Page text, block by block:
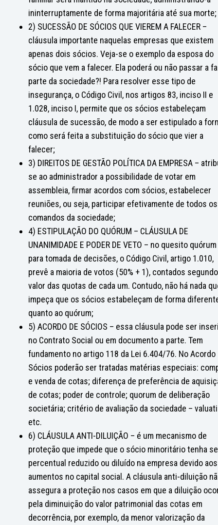
ininterruptamente de forma majoritária até sua morte;
2) SUCESSÃO DE SÓCIOS QUE VIEREM A FALECER –
cláusula importante naquelas empresas que existem
apenas dois sócios. Veja-se o exemplo da esposa do
sócio que vem a falecer. Ela poderá ou não passar a
parte da sociedade?! Para resolver esse tipo de
insegurança, o Código Civil, nos artigos 83, inciso II e
1.028, inciso I, permite que os sócios estabeleçam
cláusula de sucessão, de modo a ser estipulado a
como será feita a substituição do sócio que vier a
falecer;
3) DIREITOS DE GESTÃO POLÍTICA DA EMPRESA –
se ao administrador a possibilidade de votar em
assembleia, firmar acordos com sócios, estabelecer
reuniões, ou seja, participar efetivamente de todos os
comandos da sociedade;
4) ESTIPULAÇÃO DO QUÓRUM – CLÁUSULA DE
UNANIMIDADE E PODER DE VETO – no quesito quórum
para tomada de decisões, o Código Civil, artigo 1.010,
prevê a maioria de votos (50% + 1), contados
valor das quotas de cada um. Contudo, não há nada
impeça que os sócios estabeleçam de forma
quanto ao quórum;
5) ACORDO DE SÓCIOS – essa cláusula pode ser
no Contrato Social ou em documento a parte. Tem
fundamento no artigo 118 da Lei 6.404/76. No Acordo
Sócios poderão ser tratadas matérias especiais:
e venda de cotas; diferença de preferência de
de cotas; poder de controle; quorum de deliberação
societária; critério de avaliação da sociedade –
etc.
6) CLÁUSULA ANTI-DILUIÇÃO – é um mecanismo de
proteção que impede que o sócio minoritário tenha
percentual reduzido ou diluído na empresa devido aos
aumentos no capital social. A cláusula anti-diluição
assegura a proteção nos casos em que a diluição
pela diminuição do valor patrimonial das cotas em
decorrência, por exemplo, da menor valorização da